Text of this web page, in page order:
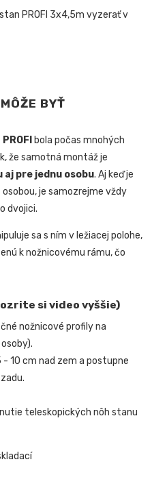
PROFI 3x4,5m vyzerať v
BYŤ
bola počas mnohých
že samotná montáž je
aj pre jednu osobu. Aj keď je
je samozrejme vždy
dvojici.
sa s ním v ležiacej polohe,
k nožnicovému rámu, čo
si video vyššie)
nožnicové profily na
10 cm nad zem a postupne
teleskopických nôh stanu